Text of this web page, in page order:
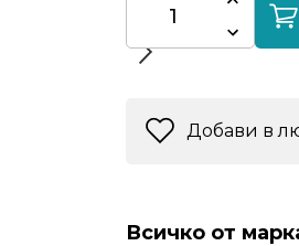
Добави в
Всичко от